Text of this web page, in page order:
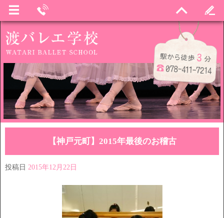
【神戸元町】2015年最後のお稽古
投稿日 2015年12月22日